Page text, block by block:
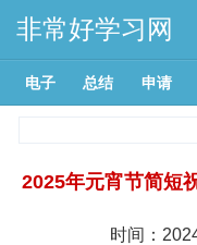
非常好学习网
电子 总结 申请
2025年元宵节简短
时间：